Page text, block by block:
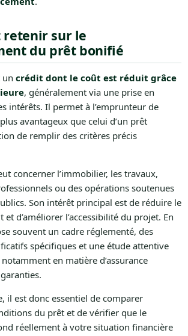
retenir sur le
du prêt bonifié
un crédit dont le coût est réduit grâce
, généralement via une prise en
intérêts. Il permet à l’emprunteur de
avantageux que celui d’un prêt
de remplir des critères précis
concerner l’immobilier, les travaux,
ou des opérations soutenues
Son intérêt principal est de réduire le
d’améliorer l’accessibilité du projet. En
souvent un cadre réglementé, des
spécifiques et une étude attentive
en matière d’assurance
il est donc essentiel de comparer
du prêt et de vérifier que le
réellement à votre situation financière